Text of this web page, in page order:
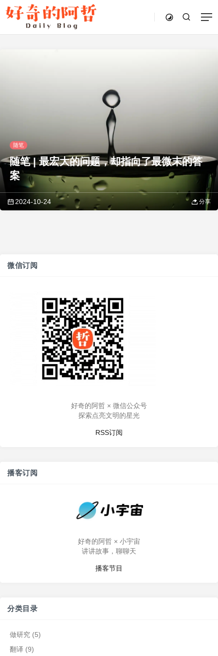
随笔
随笔 | 最宏大的问题，却指向了最微末的答
案
2024-10-24 分享
微信订阅
好奇的阿哲 × 微信公众号
探索点亮文明的星光
RSS订阅
播客订阅
好奇的阿哲 × 小宇宙
讲讲故事，聊聊天
播客节目
分类目录
做研究 (5)
翻译 (9)